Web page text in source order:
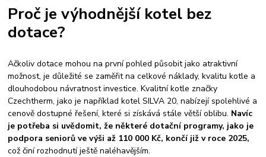
Proč je výhodnější kotel bez
dotace?
Ačkoliv dotace mohou na první pohled působit jako atraktivní
možnost, je důležité se zaměřit na celkové náklady, kvalitu kotle a
dlouhodobou návratnost investice. Kvalitní kotle značky
Czechtherm, jako je například kotel SILVA 20, nabízejí spolehlivé a
cenově dostupné řešení, které si získává stále větší oblibu. Navíc
je potřeba si uvědomit, že některé dotační programy, jako je
podpora seniorů ve výši až 110 000 Kč, končí již v roce 2025,
což činí rozhodnutí ještě naléhavějším.